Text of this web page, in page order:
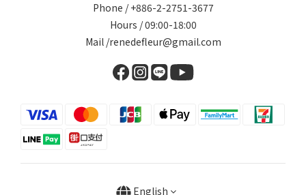
Phone / +886-2-2751-3677
Hours / 09:00-18:00
Mail /renedefleur@gmail.com
English